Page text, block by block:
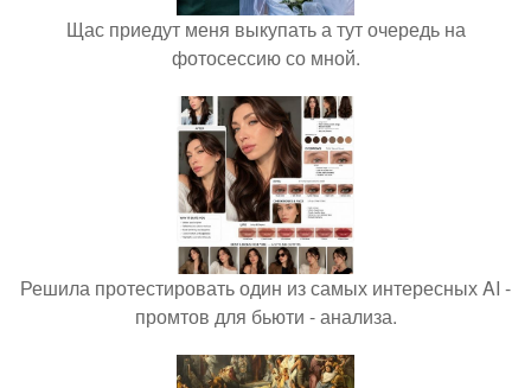
Щас приедут меня выкупать а тут очередь на
фотосессию со мной.
Решила протестировать один из самых интересных AI -
промтов для бьюти - анализа.